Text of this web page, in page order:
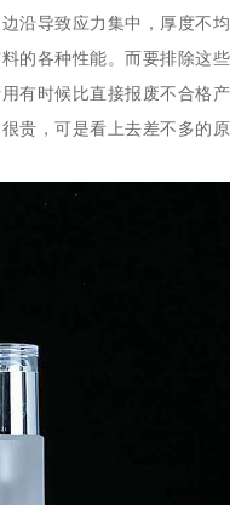
沿导致应力集中，厚度不均
的各种性能。而要排除这些
有时候比直接报废不合格产
贵，可是看上去差不多的原